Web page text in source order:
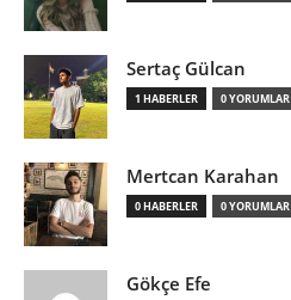
Sertaç Gülcan
1 HABERLER 0 YORUMLAR
Mertcan Karahan
0 HABERLER 0 YORUMLAR
Gökçe Efe